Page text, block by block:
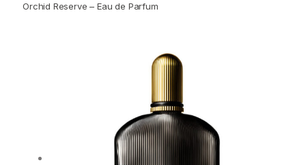
Orchid Reserve – Eau de Parfum